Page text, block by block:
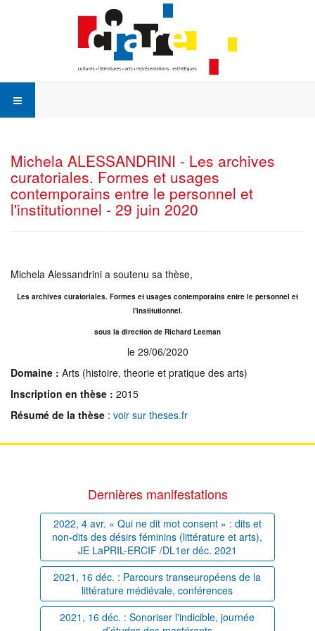
Michela ALESSANDRINI - Les archives
curatoriales. Formes et usages
contemporains entre le personnel et
l'institutionnel - 29 juin 2020
Michela Alessandrini a soutenu sa thèse,
Les archives curatoriales. Formes et usages contemporains entre le personnel et
l'institutionnel.
sous la direction de Richard Leeman
le 29/06/2020
Domaine : Arts (histoire, theorie et pratique des arts)
Inscription en thèse : 2015
Résumé de la thèse : voir sur theses.fr
Dernières manifestations
2022, 4 avr. « Qui ne dit mot consent » : dits et
non-dits des désirs féminins (littérature et arts),
JE LaPRIL-ERCIF /DL1er déc. 2021
2021, 16 déc. : Parcours transeuropéens de la
littérature médiévale, conférences
2021, 16 déc. : Sonoriser l'indicible, journée